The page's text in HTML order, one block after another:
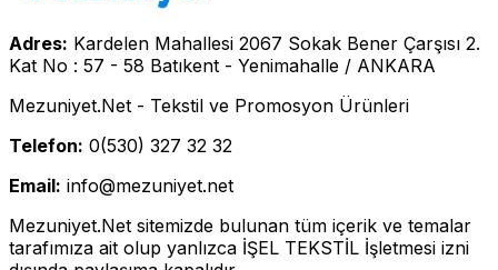
Adres: Kardelen Mahallesi 2067 Sokak Bener Çarşısı 2.
Kat No : 57 - 58 Batıkent - Yenimahalle / ANKARA
Mezuniyet.Net - Tekstil ve Promosyon Ürünleri
Telefon: 0(530) 327 32 32
Email: info@mezuniyet.net
Mezuniyet.Net sitemizde bulunan tüm içerik ve temalar
tarafımıza ait olup yanlızca İŞEL TEKSTİL İşletmesi izni